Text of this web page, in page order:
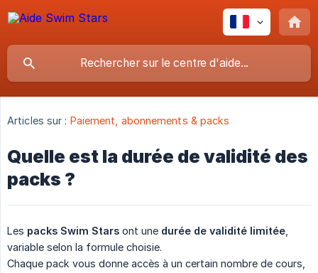
Articles sur : Paiement, abonnements & packs
Quelle est la durée de validité des
packs ?
Les packs Swim Stars ont une durée de validité limitée
variable selon la formule choisie.
Chaque pack vous donne accès à un certain nombre de cours,